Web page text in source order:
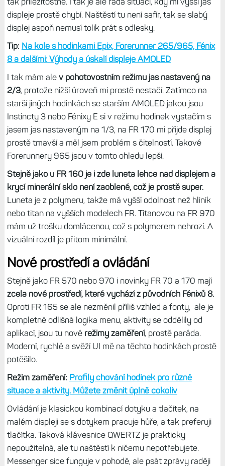
Pokud máte k dispozici gesto, je to ještě ok, ale v podstatě
to vylučuje použití na řídítkách kola, kdy je displej v režimu
bludičky. Jasně, toto nejsou hodinky pro cyklisty, a když,
tak příležitostné. I tak je ale řada situací, kdy mi vyšší jas
displeje prostě chybí. Naštěstí tu není safír, tak se slabý
displej aspoň nemusí tolik prát s odlesky.
Tip:Na kole s hodinkami Epix, Forerunner 265/965, Fénix
8 a dalšími: Výhody a úskalí displeje AMOLED
I tak mám alev pohotovostním režimu jas nastavený na
2/3, protože nižší úroveň mi prostě nestačí. Zatímco na
starší jiných hodinkách se starším AMOLED jakou jsou
Instincty 3 nebo Fénixy E si v režimu hodinek vystačím s
jasem jas nastaveným na 1/3, na FR 170 mi přijde displej
prostě tmavší a měl jsem problém s čitelností. Takové
Forerunnery 965 jsou v tomto ohledu lepší.
Stejně jako u FR 160 je i zde luneta lehce nad displejem a
krycí minerální sklo není zaoblené, což je prostě super.
Luneta je z polymeru, takže má vyšší odolnost než hliník
nebo titan na vyšších modelech FR. Titanovou na FR 970
mám už trošku domlácenou, což s polymerem nehrozí. A
vizuální rozdíl je přitom minimální.
Nové prostředí a ovládání
Stejně jako FR 570 nebo 970 i novinky FR 70 a 170 mají
zcela nové prostředí, které vychází z původních Fénixů 8.
Oproti FR 165 se ale nezměnil příliš vzhled a fonty, ale je
kompletně odlišná logika menu, aktivity se oddělily od
aplikací, jsou tu novérežimy zaměření , prostě paráda.